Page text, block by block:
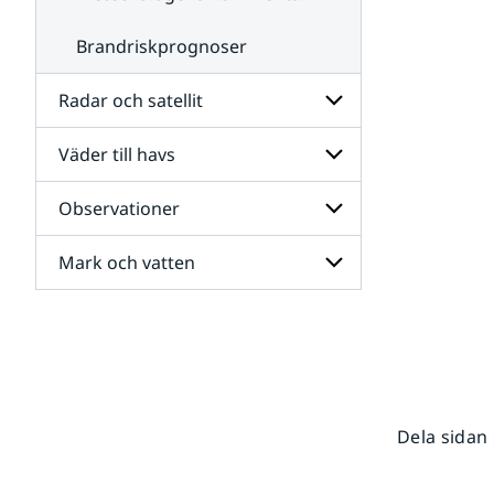
Brandriskprognoser
Radar och satellit
Undersidor
för
Radar
och
satellit
Väder till havs
Undersidor
för
Väder
till
havs
Observationer
Undersidor
för
Mark och vatten
Dela sidan